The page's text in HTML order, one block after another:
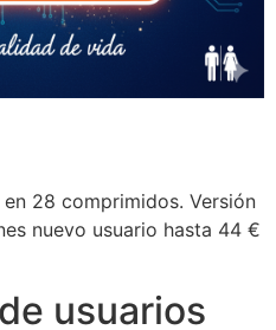
28 comprimidos. Versión
nuevo usuario hasta 44 €
usuarios